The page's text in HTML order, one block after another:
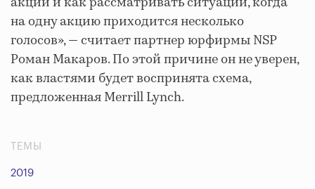
на одну акцию приходится несколько
голосов», — считает партнер юрфирмы NSP
Роман Макаров. По этой причине он не уверен,
как властями будет воспринята схема,
предложенная Merrill Lynch.
ТЕМЫ
2019